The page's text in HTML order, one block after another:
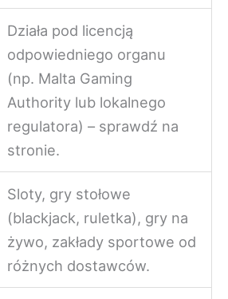
Działa pod licencją
odpowiedniego organu
(np. Malta Gaming
Authority lub lokalnego
regulatora) – sprawdź na
stronie.
Sloty, gry stołowe
(blackjack, ruletka), gry na
żywo, zakłady sportowe od
różnych dostawców.